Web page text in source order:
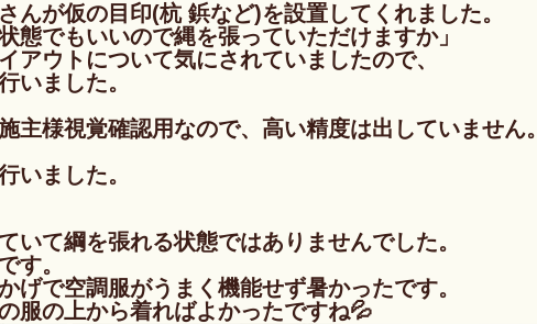
んが仮の目印(杭 鋲など)を設置してくれました。
態でもいいので縄を張っていただけますか」
アウトについて気にされていましたので、
いました。
主様視覚確認用なので、高い精度は出していません。
いました。
いて綱を張れる状態ではありませんでした。
す。
げで空調服がうまく機能せず暑かったです。
服の上から着ればよかったですね💦